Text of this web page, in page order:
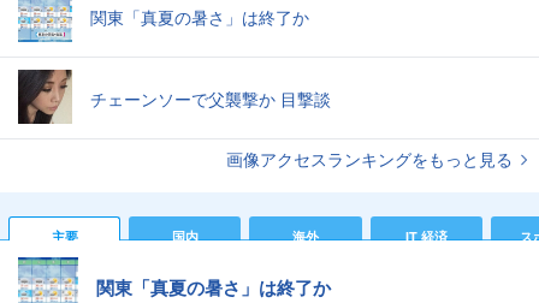
関東「真夏の暑さ」は終了か
チェーンソーで父襲撃か 目撃談
画像アクセスランキングをもっと見る
主要 国内 海外 IT 経済 ス
関東「真夏の暑さ」は終了か